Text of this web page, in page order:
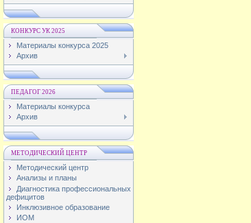
КОНКУРС УК 2025
Материалы конкурса 2025
Архив
ПЕДАГОГ 2026
Материалы конкурса
Архив
МЕТОДИЧЕСКИЙ ЦЕНТР
Методический центр
Анализы и планы
Диагностика профессиональных
дефицитов
Инклюзивное образование
ИОМ